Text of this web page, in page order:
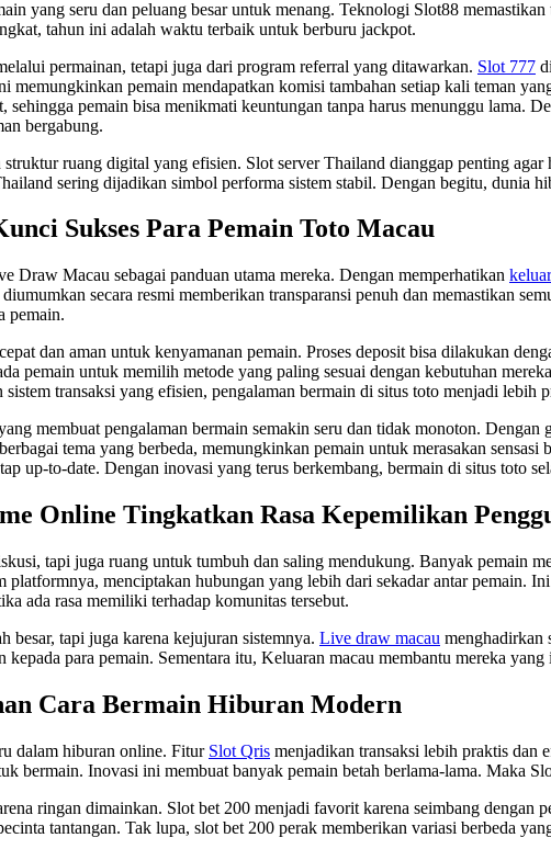
yang seru dan peluang besar untuk menang. Teknologi Slot88
tahun ini adalah waktu terbaik untuk berburu jackpot.
permainan, tetapi juga dari program referral yang ditawarkan. Slot 777
memungkinkan pemain mendapatkan komisi tambahan setiap kali teman
sehingga pemain bisa menikmati keuntungan tanpa harus menunggu lama.
bergabung.
ruang digital yang efisien. Slot server Thailand dianggap penting
sering dijadikan simbol performa sistem stabil. Dengan begitu, dunia
Sukses Para Pemain Toto Macau
Draw Macau sebagai panduan utama mereka. Dengan memperhatikan
secara resmi memberikan transparansi penuh dan memastikan
pemain.
dan aman untuk kenyamanan pemain. Proses deposit bisa dilakukan
pemain untuk memilih metode yang paling sesuai dengan kebutuhan
transaksi yang efisien, pengalaman bermain di situs toto menjadi lebih
membuat pengalaman bermain semakin seru dan tidak monoton.
tema yang berbeda, memungkinkan pemain untuk merasakan
up-to-date. Dengan inovasi yang terus berkembang, bermain di situs toto
Online Tingkatkan Rasa Kepemilikan
tapi juga ruang untuk tumbuh dan saling mendukung. Banyak pemain
menciptakan hubungan yang lebih dari sekadar antar pemain.
ada rasa memiliki terhadap komunitas tersebut.
besar, tapi juga karena kejujuran sistemnya. Live draw macau menghadirkan
kepada para pemain. Sementara itu, Keluaran macau membantu mereka
Cara Bermain Hiburan Modern
dalam hiburan online. Fitur Slot Qris menjadikan transaksi lebih praktis dan
bermain. Inovasi ini membuat banyak pemain betah berlama-lama. Maka
ringan dimainkan. Slot bet 200 menjadi favorit karena seimbang dengan
tantangan. Tak lupa, slot bet 200 perak memberikan variasi berbeda